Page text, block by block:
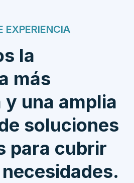
EXPERIENCIA
la
más
y una amplia
soluciones
para cubrir